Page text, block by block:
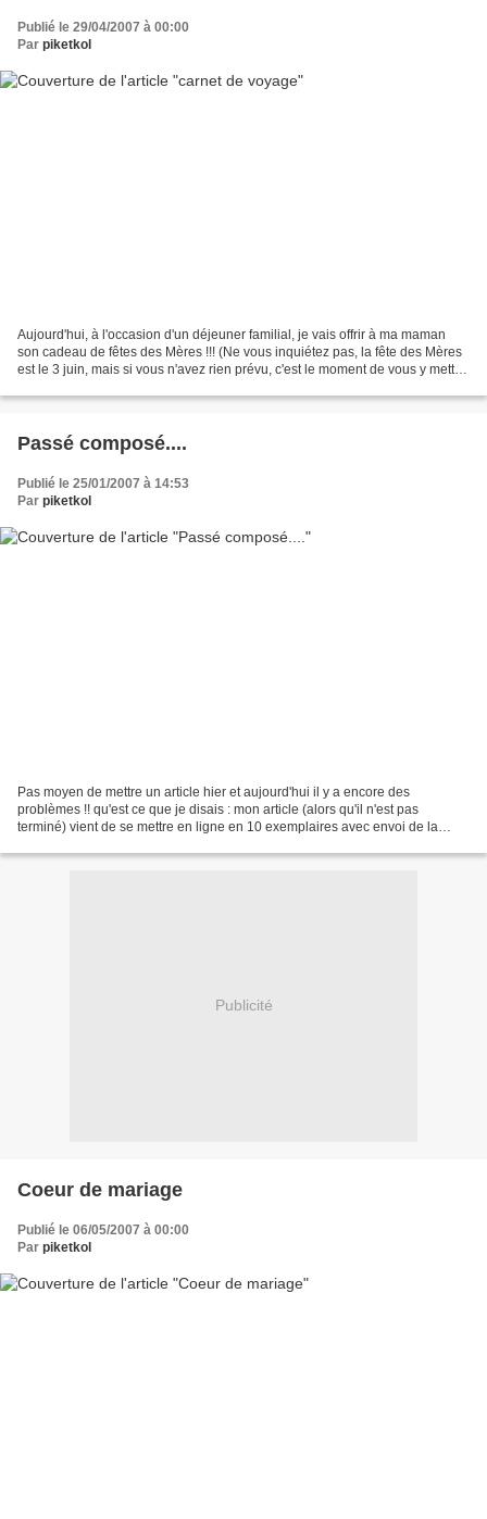
Publié le 29/04/2007 à 00:00
Par piketkol
Aujourd'hui, à l'occasion d'un déjeuner familial, je vais offrir à ma maman
son cadeau de fêtes des Mères !!! (Ne vous inquiétez pas, la fête des Mères
est le 3 juin, mais si vous n'avez rien prévu, c'est le moment de vous y mettre
Passé composé....
Publié le 25/01/2007 à 14:53
Par piketkol
Pas moyen de mettre un article hier et aujourd'hui il y a encore des
problèmes !! qu'est ce que je disais : mon article (alors qu'il n'est pas
terminé) vient de se mettre en ligne en 10 exemplaires avec envoi de la
Publicité
Coeur de mariage
Publié le 06/05/2007 à 00:00
Par piketkol